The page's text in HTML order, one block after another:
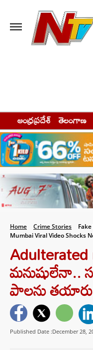
ఆంధ్రప్రదేశ్ తెలంగాణ
Home Crime Stories
Mumbai Viral Video Shocks
పాలను తయారు
Published Date :December 28,